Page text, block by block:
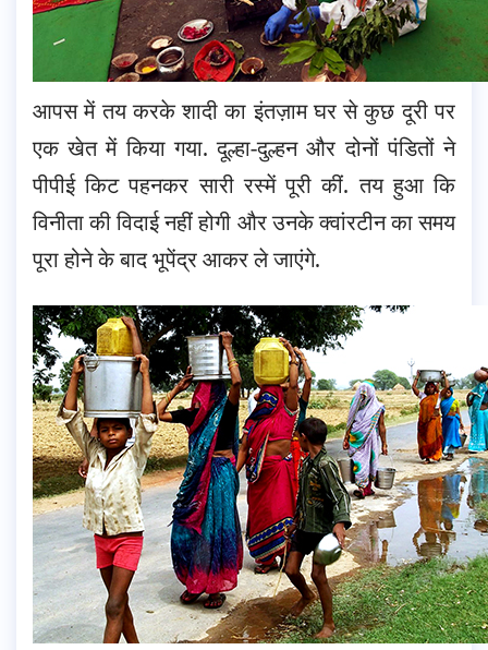
आपस में तय करके शादी का इंतज़ाम घर से कुछ दूरी पर
एक खेत में किया गया. दूल्हा-दुल्हन और दोनों पंडितों ने
पीपीई किट पहनकर सारी रस्में पूरी कीं. तय हुआ कि
विनीता की विदाई नहीं होगी और उनके क्वांरटीन का समय
पूरा होने के बाद भूपेंद्र आकर ले जाएंगे.